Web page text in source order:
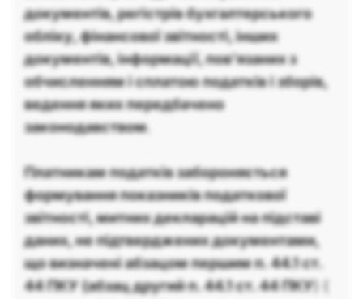
документів, регістрів бухгалтерського
обліку, фінансової звітності, інших
документів, інформації, пов’язаних з
обчисленням і сплатою податків і зборів,
ведення яких передбачено
законодавством.
Платникам податків забороняється
формування показників податкової
звітності, митних декларацій на підставі
даних, не підтверджених документами,
що визначені абзацом першим п. 44.1 ст.
44 ПКУ (абзац другий п. 44.1 ст. 44 ПКУ